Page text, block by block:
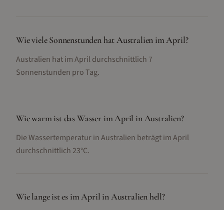
Wie viele Sonnenstunden hat Australien im April?
Australien hat im April durchschnittlich 7
Sonnenstunden pro Tag.
Wie warm ist das Wasser im April in Australien?
Die Wassertemperatur in Australien beträgt im April
durchschnittlich 23°C.
Wie lange ist es im April in Australien hell?